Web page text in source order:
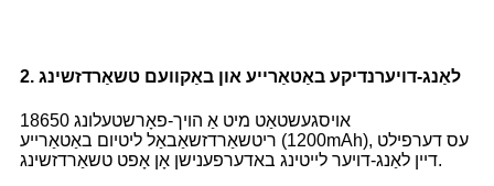
2. לאַנג-דויערנדיקע באַטאַרייע און באַקוועם טשאַרדזשינג
אויסגעשטאַט מיט אַ הויך-פאָרשטעלונג 18650
ריטשאַרדזשאַבאַל ליטיום באַטאַרייע (1200mAh), עס דערפילט
דיין לאַנג-דויער לייטינג באדערפענישן אָן אָפט טשאַרדזשינג.